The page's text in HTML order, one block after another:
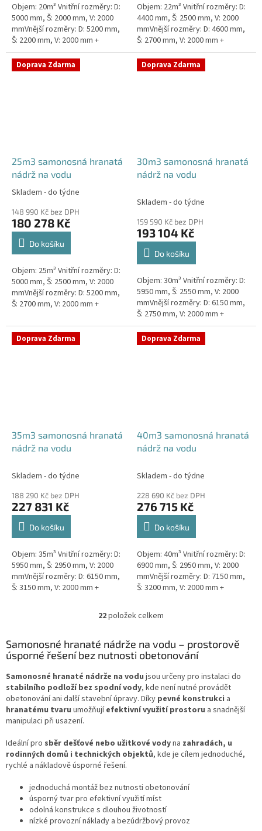
Objem: 20m³ Vnitřní rozměry: D:
5000 mm, Š: 2000 mm, V: 2000
mmVnější rozměry: D: 5200 mm,
Š: 2200 mm, V: 2000 mm +
komínek ZÁKLADNÍ VARIANTA
NÁDRŽE - VNĚJŠÍ VYSTUŽENÍ. NA
PŘÁNÍ...
Objem: 22m³ Vnitřní rozměry: D:
4400 mm, Š: 2500 mm, V: 2000
mmVnější rozměry: D: 4600 mm,
Š: 2700 mm, V: 2000 mm +
komínek Běžná doba dodání 2-3
týdny od objednávky....
Doprava Zdarma
25m3 samonosná hranatá
nádrž na vodu
Průměrné
produktu
je
5,0
hvězdiček.
Skladem - do týdne
148 990 Kč bez DPH
180 278 Kč
Do košíku
Objem: 25m³ Vnitřní rozměry: D:
5000 mm, Š: 2500 mm, V: 2000
mmVnější rozměry: D: 5200 mm,
Š: 2700 mm, V: 2000 mm +
NÁDRŽE - VNĚJŠÍ VYSTUŽENÍ.
NA...
Doprava Zdarma
30m3 samonosná hranatá
nádrž na vodu
Skladem - do týdne
159 590 Kč bez DPH
193 104 Kč
Do košíku
Objem: 30m³ Vnitřní rozměry: D:
5950 mm, Š: 2550 mm, V: 2000
mmVnější rozměry: D: 6150 mm,
Š: 2750 mm, V: 2000 mm +
komínek ZÁKLADNÍ VARIANTA
NÁDRŽE - VNĚJŠÍ...
Doprava Zdarma
35m3 samonosná hranatá
nádrž na vodu
Skladem - do týdne
188 290 Kč bez DPH
227 831 Kč
Do košíku
Objem: 35m³ Vnitřní rozměry: D:
5950 mm, Š: 2950 mm, V: 2000
mmVnější rozměry: D: 6150 mm,
Š: 3150 mm, V: 2000 mm +
Doprava Zdarma
40m3 samonosná hranatá
nádrž na vodu
Skladem - do týdne
228 690 Kč bez DPH
276 715 Kč
Do košíku
Objem: 40m³ Vnitřní rozměry: D:
6900 mm, Š: 2950 mm, V: 2000
mmVnější rozměry: D: 7150 mm,
Š: 3200 mm, V: 2000 mm +
NÁDRŽE - VNĚJŠÍ...
O
l
á
a
c
í
p
k
y
p
i
s
u
22položek celkem
Samonosné hranaté nádrže na vodu – prostorově
úsporné řešení bez nutnosti obetonování
Samonosné hranaté nádrže na vodu jsou určeny pro instalaci do
stabilního podloží bez spodní vody, kde není nutné provádět
obetonování ani další stavební úpravy. Díky pevné konstrukci a
hranatému tvaru umožňujíefektivní využití prostoru a snadnější
manipulaci při usazení.
Ideální pro sběr dešťové nebo užitkové vodyna zahradách, u
rodinných domů i technických objektů, kde je cílem jednoduché,
rychlé a nákladově úsporné řešení.
jednoduchá montáž bez nutnosti obetonování
úsporný tvar pro efektivní využití míst
odolná konstrukce s dlouhou životností
nízké provozní náklady a bezúdržbový provoz